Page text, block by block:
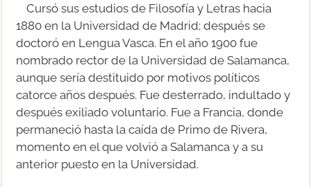
Cursó sus estudios de Filosofía y Letras hacia
1880 en la Universidad de Madrid; después se
doctoró en Lengua Vasca. En el año 1900 fue
nombrado rector de la Universidad de Salamanca,
aunque sería destituido por motivos políticos
catorce años después. Fue desterrado, indultado y
después exiliado voluntario. Fue a Francia, donde
permaneció hasta la caída de Primo de Rivera,
momento en el que volvió a Salamanca y a su
anterior puesto en la Universidad.